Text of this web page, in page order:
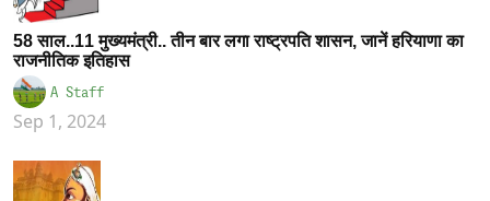
58 साल..11 मुख्यमंत्री.. तीन बार लगा राष्ट्रपति शासन, जानें हरियाणा का
राजनीतिक इतिहास
A Staff
Sep 1, 2024